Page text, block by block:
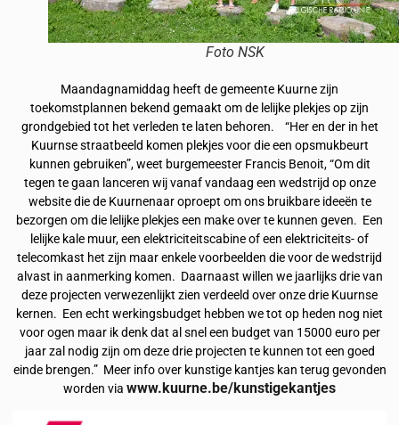
Foto NSK
Maandagnamiddag heeft de gemeente Kuurne zijn
toekomstplannen bekend gemaakt om de lelijke plekjes op zijn
grondgebied tot het verleden te laten behoren. “Her en der in het
Kuurnse straatbeeld komen plekjes voor die een opsmukbeurt
kunnen gebruiken”, weet burgemeester Francis Benoit, “Om dit
tegen te gaan lanceren wij vanaf vandaag een wedstrijd op onze
website die de Kuurnenaar oproept om ons bruikbare ideeën te
bezorgen om die lelijke plekjes een make over te kunnen geven. Een
lelijke kale muur, een elektriciteitscabine of een elektriciteits- of
telecomkast het zijn maar enkele voorbeelden die voor de wedstrijd
alvast in aanmerking komen. Daarnaast willen we jaarlijks drie van
deze projecten verwezenlijkt zien verdeeld over onze drie Kuurnse
kernen. Een echt werkingsbudget hebben we tot op heden nog niet
voor ogen maar ik denk dat al snel een budget van 15000 euro per
jaar zal nodig zijn om deze drie projecten te kunnen tot een goed
einde brengen.” Meer info over kunstige kantjes kan terug gevonden
worden via www.kuurne.be/kunstigekantjes